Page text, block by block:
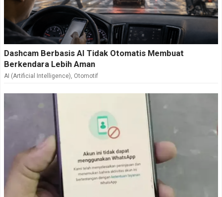
Dashcam Berbasis AI Tidak Otomatis Membuat
Berkendara Lebih Aman
AI (Artificial Intelligence), Otomotif